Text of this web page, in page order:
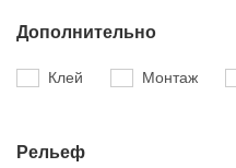
Дополнительно
Клей Монтаж
Рельеф